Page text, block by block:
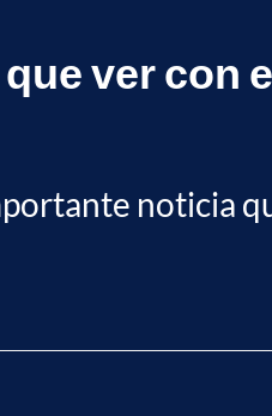
ver con
noticia